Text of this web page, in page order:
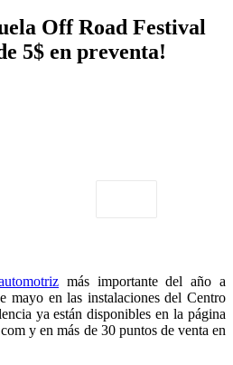
Off Road Festival
5$ en preventa!
más importante del año a
mayo en las instalaciones del Centro
ya están disponibles en la página
y en más de 30 puntos de venta en